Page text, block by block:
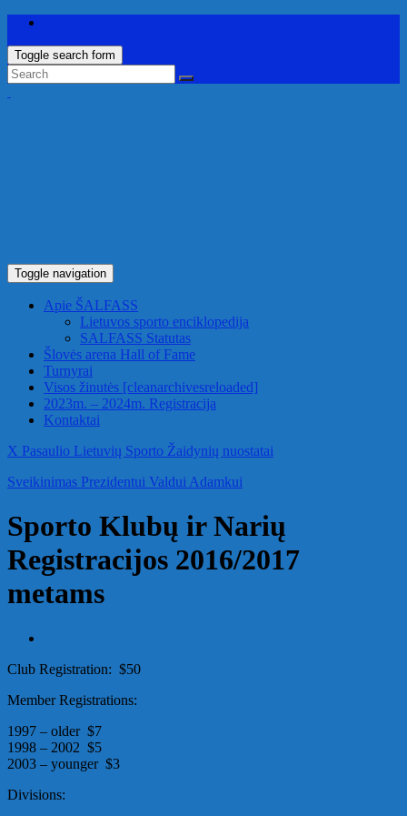
Toggle search form
Toggle navigation
Apie ŠALFASS
Lietuvos sporto enciklopedija
SALFASS Statutas
Šlovės arena Hall of Fame
Turnyrai
Visos žinutės [cleanarchivesreloaded]
2023m. – 2024m. Registracija
Kontaktai
X Pasaulio Lietuvių Sporto Žaidynių nuostatai
Sveikinimas Prezidentui Valdui Adamkui
Sporto Klubų ir Narių
Registracijos 2016/2017
metams
Club Registration: $50
Member Registrations:
1997 – older $7
1998 – 2002 $5
2003 – younger $3
Divisions: